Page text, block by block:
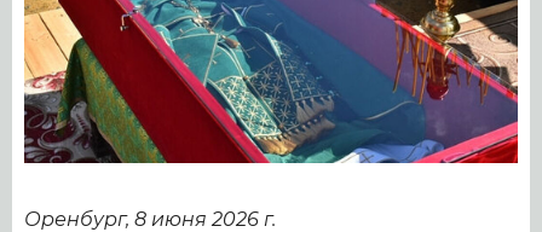
Оренбург, 8 июня 2026 г.